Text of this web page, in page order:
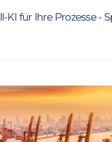
KI für Ihre Prozesse -